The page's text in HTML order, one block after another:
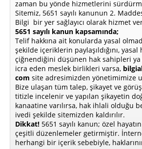
zaman bu yönde hizmetlerini
Sitemiz, 5651 sayılı kanunun 2.
Bilgi bir yer sağlayıcı olarak hizmet
5651 sayılı kanun kapsamında;
Telif hakkına ait konularda yasal
şekilde içeriklerin paylaşıldığını, yasal
çiğnendiğini düşünen hak sahipleri ya
icra eden meslek birlikleri varsa,
com site adresimizden yönetimimize
Bize ulaşan tüm talep, şikayet ve
titizle incelenir ve yapılan şikayetin
kanaatine varılırsa, hak ihlali olduğu
ivedi şekilde sitemizden kaldırılır.
Dikkat! 5651 sayılı kanun; özel
çeşitli düzenlemeler getirmiştir.
herhangi bir içerik sebebiyle,